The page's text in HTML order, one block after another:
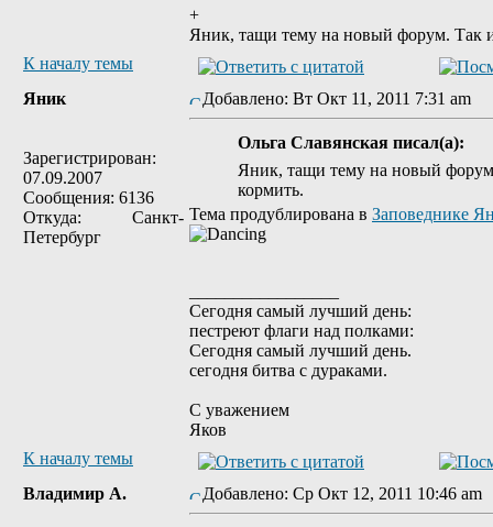
+
Яник, тащи тему на новый форум. Так
К началу темы
Яник
Зарегистрирован:
07.09.2007
Сообщения: 6136
Откуда: Санкт-
Петербург
Добавлено: Вт Окт 11, 2011 7:31 am
Ольга Славянская писал(а):
Яник, тащи тему на новый
кормить.
Тема продублирована в Заповеднике
Сегодня самый лучший день:
пестреют флаги над полками:
Сегодня самый лучший день.
сегодня битва с дураками.
С уважением
Яков
К началу темы
Владимир А.
Добавлено: Ср Окт 12, 2011 10:46